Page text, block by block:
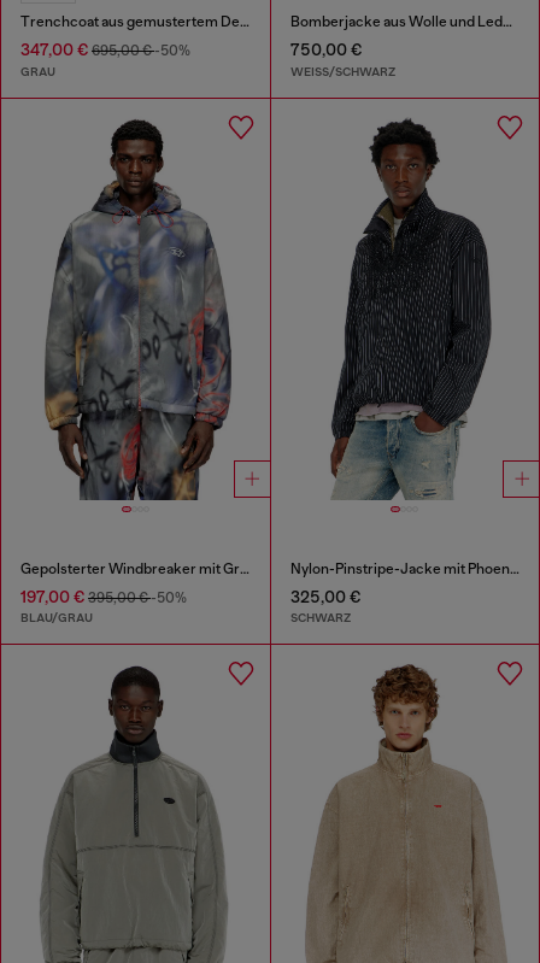
Trenchcoat aus gemustertem Denim
347,00 € 695,00 €-50%
GRAU
Bomberjacke aus Wolle und Leder mit Patches
750,00 €
WEISS/SCHWARZ
Gepolsterter Windbreaker mit Graffiti-Print
197,00 € 395,00 €-50%
BLAU/GRAU
Nylon-Pinstripe-Jacke mit Phoenix-Stickerei
325,00 €
SCHWARZ